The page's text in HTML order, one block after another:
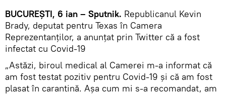
BUCUREŞTI, 6 ian – Sputnik. Republicanul Kevin
Brady, deputat pentru Texas în Camera
Reprezentanților, a anunțat prin Twitter că a fost
infectat cu Covid-19
„Astăzi, biroul medical al Camerei m-a informat că
am fost testat pozitiv pentru Covid-19 și că am fost
plasat în carantină. Așa cum mi s-a recomandat, am